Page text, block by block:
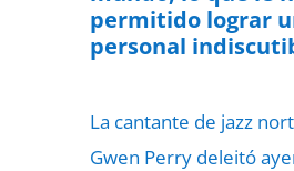
permitido lograr
personal
La cantante de jazz
Gwen Perry deleitó